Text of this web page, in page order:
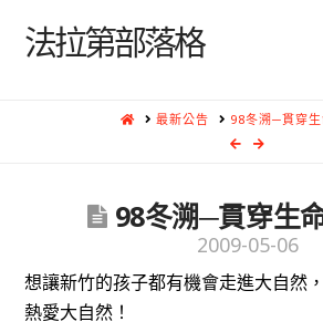
法拉第部落格
HOME最新公告 98冬溯─貫穿
98冬溯─貫穿生
2009-05-06
想讓新竹的孩子都有機會走進大自然
熱愛大自然！